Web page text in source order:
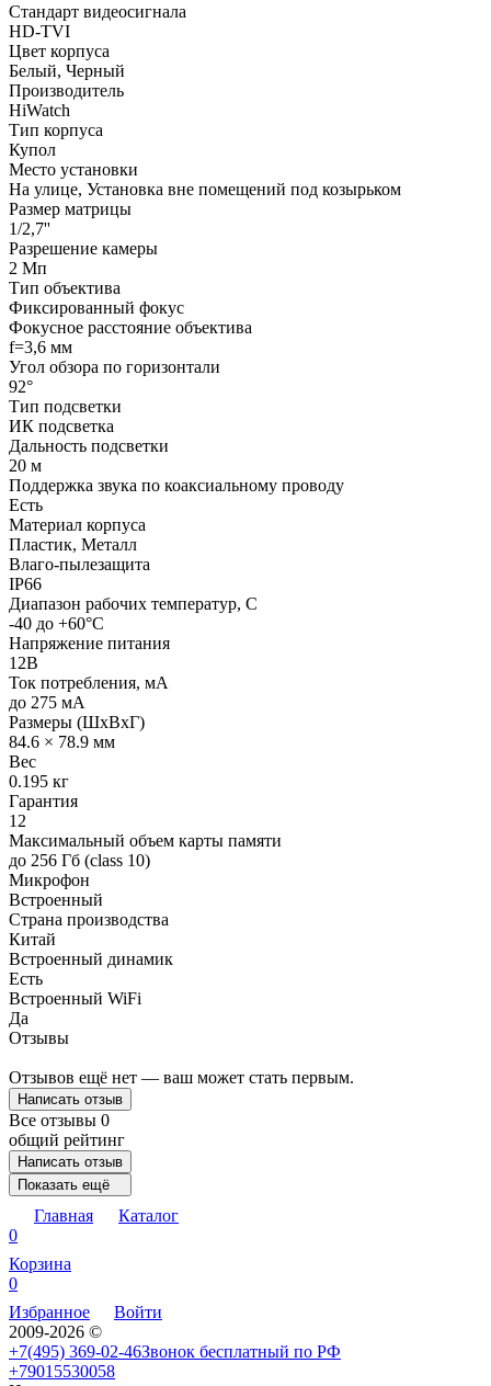
Стандарт видеосигнала
HD-TVI
Цвет корпуса
Белый, Черный
Производитель
HiWatch
Тип корпуса
Купол
Место установки
На улице, Установка вне помещений под козырьком
Размер матрицы
1/2,7''
Разрешение камеры
2 Мп
Тип объектива
Фиксированный фокус
Фокусное расстояние объектива
f=3,6 мм
Угол обзора по горизонтали
92°
Тип подсветки
ИК подсветка
Дальность подсветки
20 м
Поддержка звука по коаксиальному проводу
Есть
Материал корпуса
Пластик, Металл
Влаго-пылезащита
IP66
Диапазон рабочих температур, C
-40 до +60°C
Напряжение питания
12В
Ток потребления, мА
до 275 мА
Размеры (ШхВхГ)
84.6 × 78.9 мм
Вес
0.195 кг
Гарантия
12
Максимальный объем карты памяти
до 256 Гб (class 10)
Микрофон
Встроенный
Страна производства
Китай
Встроенный динамик
Есть
Встроенный WiFi
Да
Отзывы
Отзывов ещё нет — ваш может стать первым.
Написать отзыв
Все отзывы 0
общий рейтинг
Написать отзыв
Показать ещё
Главная
Каталог
0
Корзина
0
Избранное
Войти
2009-2026 ©
+7(495) 369-02-46Звонок бесплатный по РФ
+79015530058